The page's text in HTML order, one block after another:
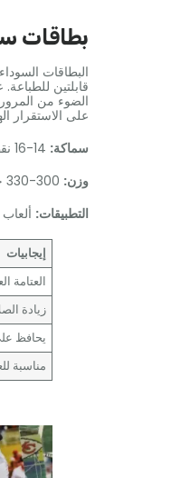
بطاقات
البطاقات
قابلتين
الضوء من
على الاستقرار
سماكة:
وزن:
التطبيقات:
إيجابيات
العتامة
زيادة
يحافظ
مناسبة